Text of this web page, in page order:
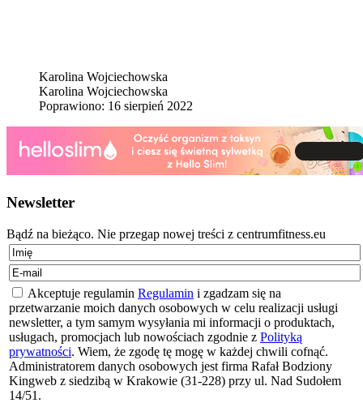
Karolina Wojciechowska
Karolina Wojciechowska
Poprawiono: 16 sierpień 2022
Newsletter
Bądź na bieżąco. Nie przegap nowej treści z centrumfitness.eu
Akceptuje regulamin Regulamin i zgadzam się na
przetwarzanie moich danych osobowych w celu realizacji usługi
newsletter, a tym samym wysyłania mi informacji o produktach,
usługach, promocjach lub nowościach zgodnie z Polityką
prywatności. Wiem, że zgodę tę mogę w każdej chwili cofnąć.
Administratorem danych osobowych jest firma Rafał Bodziony
Kingweb z siedzibą w Krakowie (31-228) przy ul. Nad Sudołem
14/51.